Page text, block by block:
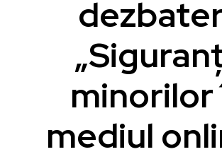
minorilor
mediul